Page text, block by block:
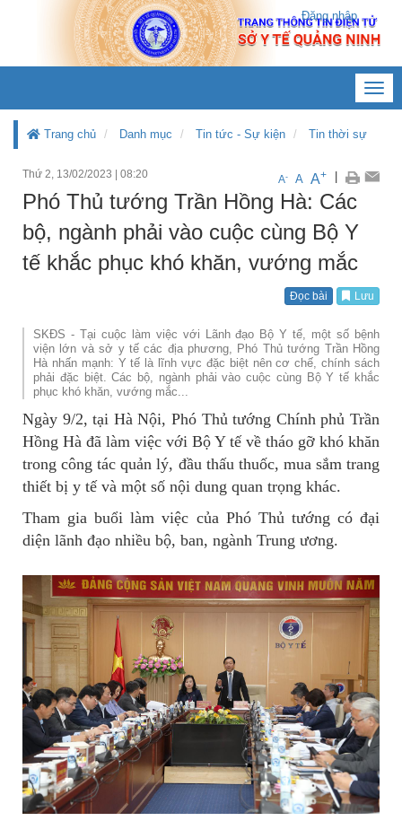
Đăng nhập
Trang chủ Danh mục Tin tức - Sự kiện Tin thời sự
Thứ 2, 13/02/2023 08:20 A- A A+
Phó Thủ tướng Trần Hồng Hà: Các
bộ, ngành phải vào cuộc cùng Bộ Y
tế khắc phục khó khăn, vướng mắc
Đọc bài Lưu
SKĐS - Tại cuộc làm việc với Lãnh đạo Bộ Y tế, một số bệnh
viện lớn và sở y tế các địa phương, Phó Thủ tướng Trần Hồng
Hà nhấn mạnh: Y tế là lĩnh vực đặc biệt nên cơ chế, chính sách
phải đặc biệt. Các bộ, ngành phải vào cuộc cùng Bộ Y tế khắc
phục khó khăn, vướng mắc...
Ngày 9/2, tại Hà Nội, Phó Thủ tướng Chính phủ Trần
Hồng Hà đã làm việc với Bộ Y tế về tháo gỡ khó khăn
trong công tác quản lý, đầu thấu thuốc, mua sắm trang
thiết bị y tế và một số nội dung quan trọng khác.
Tham gia buổi làm việc của Phó Thủ tướng có đại
diện lãnh đạo nhiều bộ, ban, ngành Trung ương.